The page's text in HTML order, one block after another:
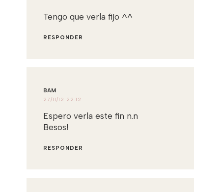
Tengo que verla fijo ^^
RESPONDER
BAM
27/11/12 22:12
Espero verla este fin n.n
Besos!
RESPONDER